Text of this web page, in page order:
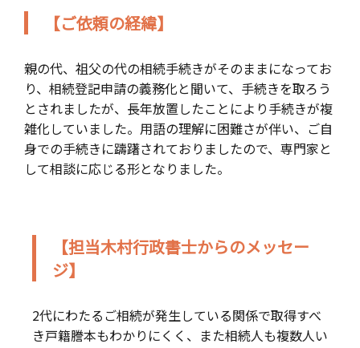
【ご依頼の経緯】
親の代、祖父の代の相続手続きがそのままになってお
り、相続登記申請の義務化と聞いて、手続きを取ろう
とされましたが、長年放置したことにより手続きが複
雑化していました。用語の理解に困難さが伴い、ご自
身での手続きに躊躇されておりましたので、専門家と
して相談に応じる形となりました。
【担当木村行政書士からのメッセー
ジ】
2代にわたるご相続が発生している関係で取得すべ
き戸籍謄本もわかりにくく、また相続人も複数人い